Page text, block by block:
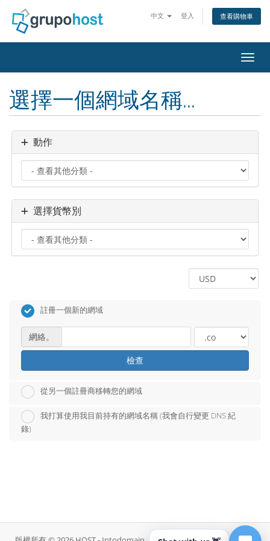
中文 登入 查看購物車
切換
選擇一個網域名稱...
動作
選擇貨幣別
註冊一個新的網域
網絡。
檢查
從另一個註冊商移轉您的網域
我打算使用我目前持有的網域名稱 (我會自行變更 DNS 紀
錄)